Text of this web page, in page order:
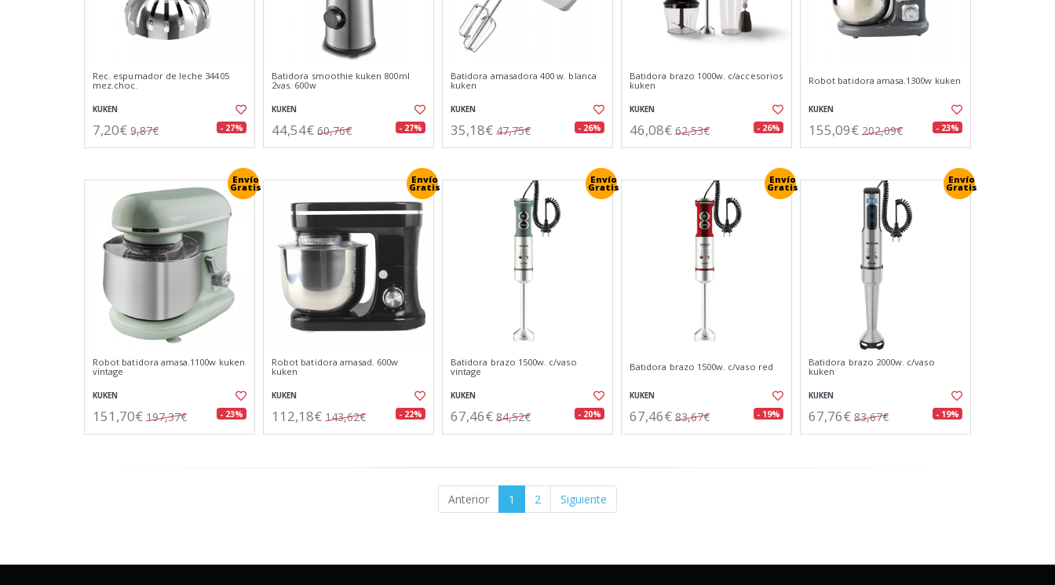
Rec. espumador de leche 34405
mez.choc.
KUKEN
7,20€ 9,87€ - 27%
Batidora smoothie kuken 800ml
2vas. 600w
KUKEN
44,54€ 60,76€ - 27%
Batidora amasadora 400 w. blanca
kuken
KUKEN
35,18€ 47,75€ - 26%
Batidora brazo 1000w. c/accesorios
kuken
KUKEN
46,08€ 62,53€ - 26%
Robot batidora amasa.1300w kuken
KUKEN
155,09€ 202,09€ - 23%
Envío
Gratis
Robot batidora amasa.1100w kuken
vintage
KUKEN
151,70€ 197,37€ - 23%
Envío
Gratis
Robot batidora amasad. 600w
kuken
KUKEN
112,18€ 143,62€ - 22%
Envío
Gratis
Batidora brazo 1500w. c/vaso
vintage
KUKEN
67,46€ 84,52€ - 20%
Envío
Gratis
Batidora brazo 1500w. c/vaso red
KUKEN
67,46€ 83,67€ - 19%
Envío
Gratis
Batidora brazo 2000w. c/vaso
kuken
KUKEN
67,76€ 83,67€ - 19%
Anterior 1 2 Siguiente